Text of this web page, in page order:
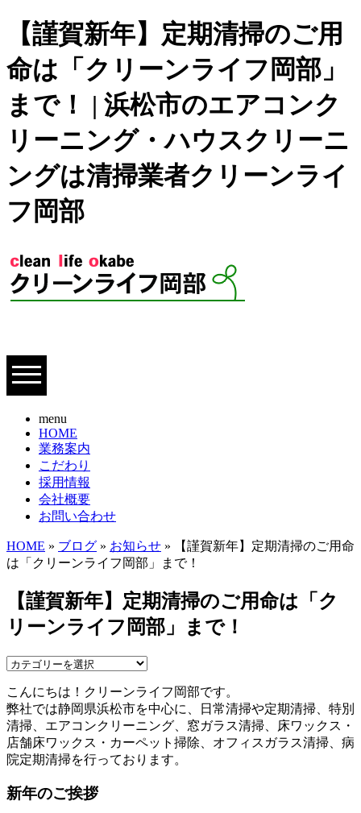
【謹賀新年】定期清掃のご用
命は「クリーンライフ岡部」
まで！ | 浜松市のエアコンク
リーニング・ハウスクリーニ
ングは清掃業者クリーンライ
フ岡部
menu
HOME
業務案内
こだわり
採用情報
会社概要
お問い合わせ
HOME » ブログ » お知らせ » 【謹賀新年】定期清掃のご用命
は「クリーンライフ岡部」まで！
【謹賀新年】定期清掃のご用命は「ク
リーンライフ岡部」まで！
こんにちは！クリーンライフ岡部です。
弊社では静岡県浜松市を中心に、日常清掃や定期清掃、特別
清掃、エアコンクリーニング、窓ガラス清掃、床ワックス・
店舗床ワックス・カーペット掃除、オフィスガラス清掃、病
院定期清掃を行っております。
新年のご挨拶